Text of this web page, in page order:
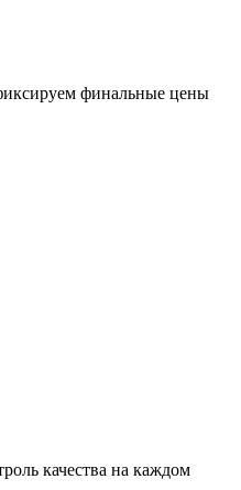
финальные цены
качества на каждом